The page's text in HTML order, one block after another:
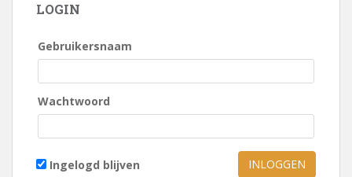
LOGIN
Gebruikersnaam
Wachtwoord
Ingelogd blijven